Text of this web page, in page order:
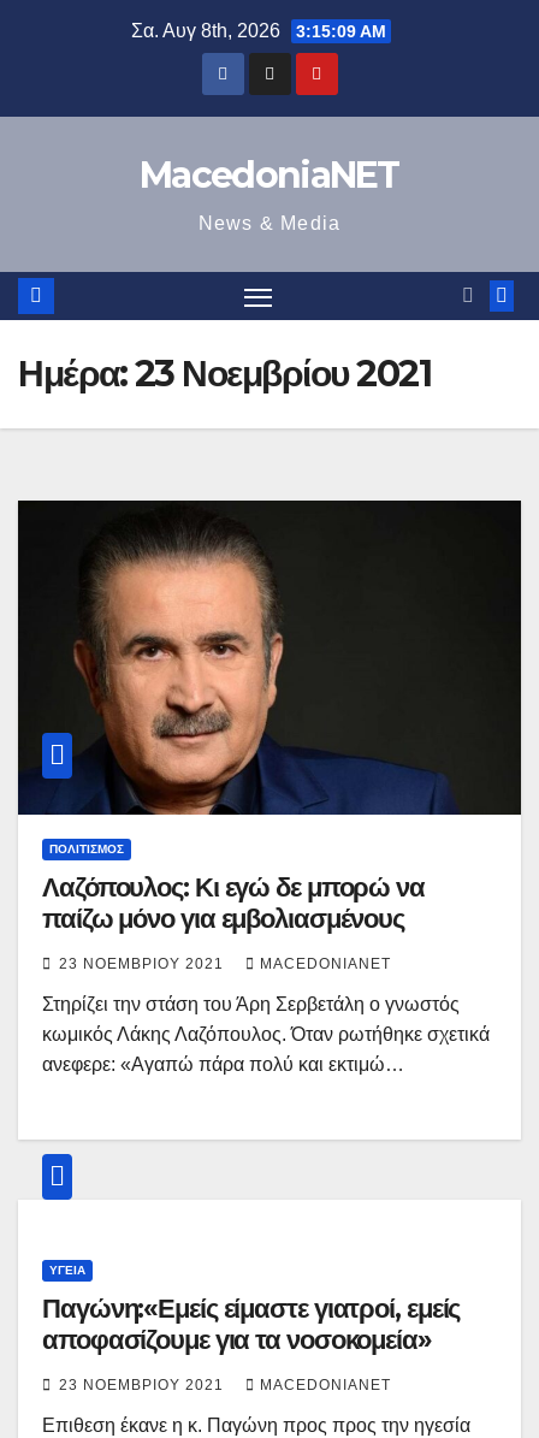
Σα. Αυγ 8th, 2026 3:15:10 AM
MacedoniaNET
News & Media
Ημέρα:23 Νοεμβρίου 2021
ΠΟΛΙΤΙΣΜΌΣ
Λαζόπουλος: Κι εγώ δε μπορώ να
παίζω μόνο για εμβολιασμένους
23 ΝΟΕΜΒΡΊΟΥ 2021 MACEDONIANET
Στηρίζει την στάση του Άρη Σερβετάλη ο γνωστός
κωμικός Λάκης Λαζόπουλος. Όταν ρωτήθηκε σχετικά
ανεφερε: «Αγαπώ πάρα πολύ και εκτιμώ…
ΥΓΕΊΑ
Παγώνη:«Εμείς είμαστε γιατροί, εμείς
αποφασίζουμε για τα νοσοκομεία»
23 ΝΟΕΜΒΡΊΟΥ 2021 MACEDONIANET
Επιθεση έκανε η κ. Παγώνη προς προς την ηγεσία